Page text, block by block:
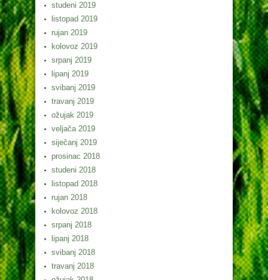
studeni 2019
listopad 2019
rujan 2019
kolovoz 2019
srpanj 2019
lipanj 2019
svibanj 2019
travanj 2019
ožujak 2019
veljača 2019
siječanj 2019
prosinac 2018
studeni 2018
listopad 2018
rujan 2018
kolovoz 2018
srpanj 2018
lipanj 2018
svibanj 2018
travanj 2018